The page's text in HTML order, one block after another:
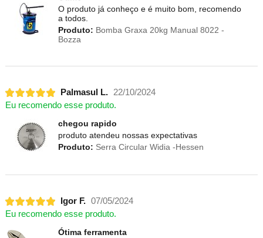
O produto já conheço e é muito bom, recomendo
a todos.
Produto: Bomba Graxa 20kg Manual 8022 -
Bozza
Palmasul L. 22/10/2024
Eu recomendo esse produto.
chegou rapido
produto atendeu nossas expectativas
Produto: Serra Circular Widia -Hessen
Igor F. 07/05/2024
Eu recomendo esse produto.
Ótima ferramenta